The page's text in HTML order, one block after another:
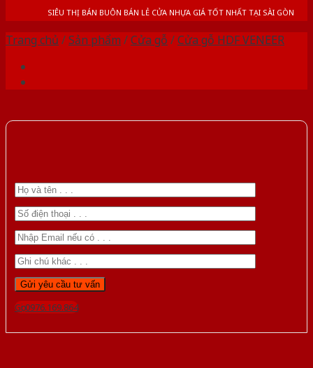
SIÊU THỊ BÁN BUÔN BÁN LẺ CỬA NHỰA GIÁ TỐT NHẤT TẠI SÀI GÒN
Trang chủ /Sản phẩm /Cửa gỗ /Cửa gỗ HDF VENEER
Gọi 0976.169.864